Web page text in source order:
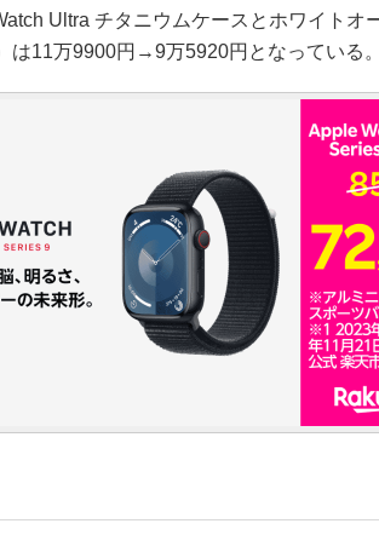
Ultra チタニウムケースとホワイトオ
は11万9900円→9万5920円となっている。